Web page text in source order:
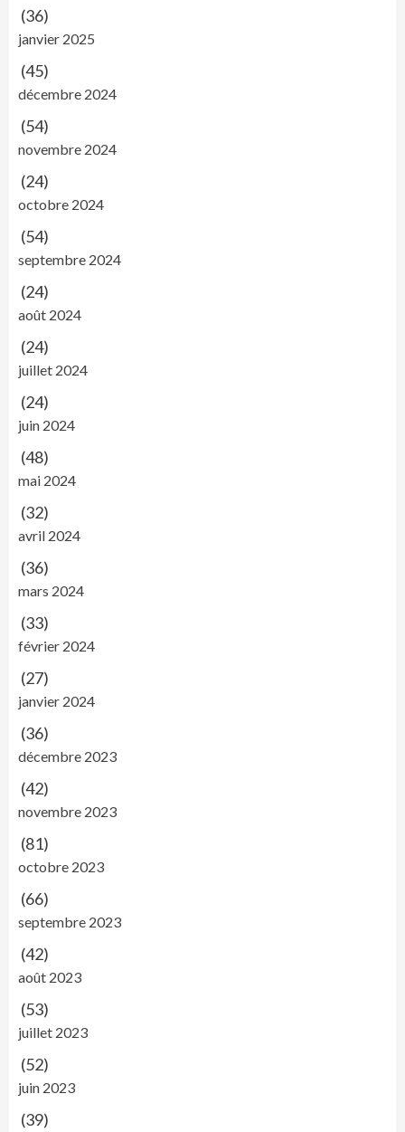
(36)
janvier 2025
(45)
décembre 2024
(54)
novembre 2024
(24)
octobre 2024
(54)
septembre 2024
(24)
août 2024
(24)
juillet 2024
(24)
juin 2024
(48)
mai 2024
(32)
avril 2024
(36)
mars 2024
(33)
février 2024
(27)
janvier 2024
(36)
décembre 2023
(42)
novembre 2023
(81)
octobre 2023
(66)
septembre 2023
(42)
août 2023
(53)
juillet 2023
(52)
juin 2023
(39)